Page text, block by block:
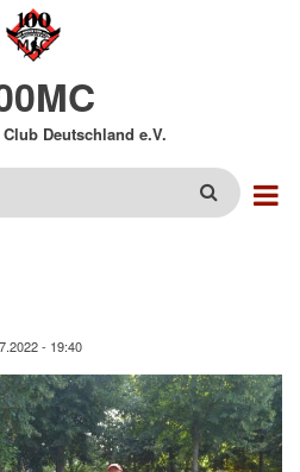
Deutschland e.V.
- 19:40